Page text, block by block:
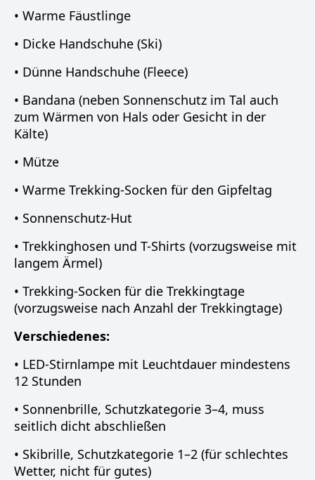
• Warme Fäustlinge
• Dicke Handschuhe (Ski)
• Dünne Handschuhe (Fleece)
• Bandana (neben Sonnenschutz im Tal auch
zum Wärmen von Hals oder Gesicht in der
Kälte)
• Mütze
• Warme Trekking-Socken für den Gipfeltag
• Sonnenschutz-Hut
• Trekkinghosen und T-Shirts (vorzugsweise mit
langem Ärmel)
• Trekking-Socken für die Trekkingtage
(vorzugsweise nach Anzahl der Trekkingtage)
Verschiedenes:
• LED-Stirnlampe mit Leuchtdauer mindestens
12 Stunden
• Sonnenbrille, Schutzkategorie 3–4, muss
seitlich dicht abschließen
• Skibrille, Schutzkategorie 1–2 (für schlechtes
Wetter, nicht für gutes)